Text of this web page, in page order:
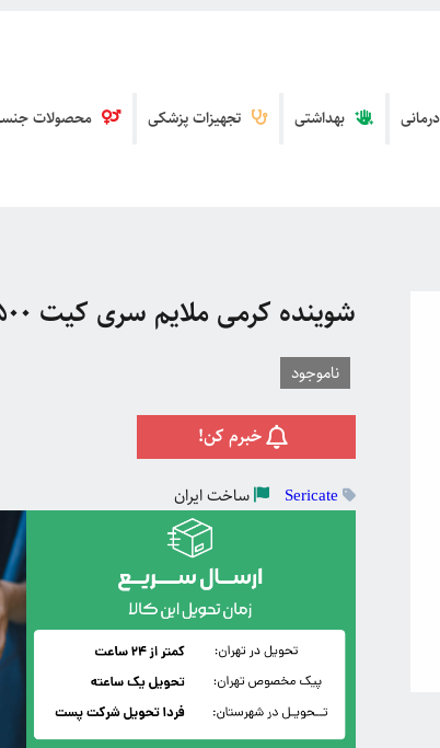
بهداشتی تجهیزات پزشکی محصولات
شوینده کرمی ملایم سری کیت 500 میل Sericate
ناموجود
خبرم کن!
Sericate ساختایران